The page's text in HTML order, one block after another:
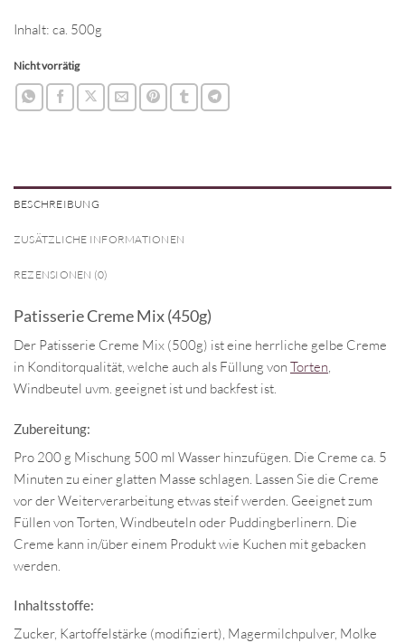
Inhalt: ca. 500g
Nicht vorrätig
BESCHREIBUNG
ZUSÄTZLICHE INFORMATIONEN
REZENSIONEN (0)
Patisserie Creme Mix (450g)
Der Patisserie Creme Mix (500g) ist eine herrliche gelbe Creme
in Konditorqualität, welche auch als Füllung von Torten,
Windbeutel uvm. geeignet ist und backfest ist.
Zubereitung:
Pro 200 g Mischung 500 ml Wasser hinzufügen. Die Creme ca. 5
Minuten zu einer glatten Masse schlagen. Lassen Sie die Creme
vor der Weiterverarbeitung etwas steif werden. Geeignet zum
Füllen von Torten, Windbeuteln oder Puddingberlinern. Die
Creme kann in/über einem Produkt wie Kuchen mit gebacken
werden.
Inhaltsstoffe:
Zucker, Kartoffelstärke (modifiziert), Magermilchpulver, Molke